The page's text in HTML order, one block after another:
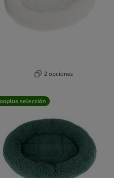
2 opciones
selección